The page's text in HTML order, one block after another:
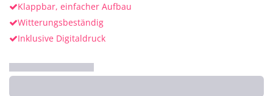
Klappbar, einfacher Aufbau
Witterungsbeständig
Inklusive Digitaldruck